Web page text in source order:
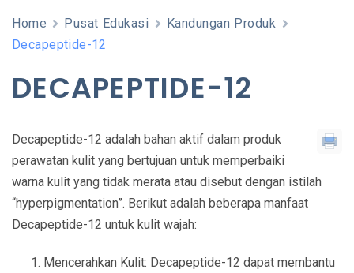
Home Pusat Edukasi
Kandungan Produk
Decapeptide-12
DECAPEPTIDE-12
Decapeptide-12 adalah bahan aktif dalam produk
perawatan kulit yang bertujuan untuk memperbaiki
warna kulit yang tidak merata atau disebut dengan istilah
“hyperpigmentation”. Berikut adalah beberapa manfaat
Decapeptide-12 untuk kulit wajah:
Mencerahkan Kulit: Decapeptide-12 dapat membantu